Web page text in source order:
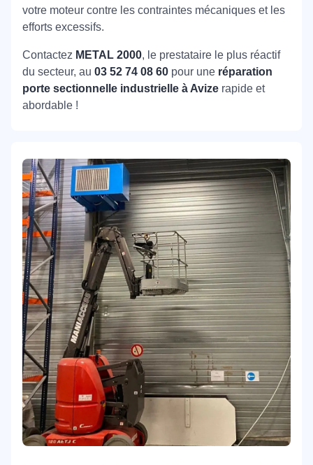
votre moteur contre les contraintes mécaniques et les
efforts excessifs.
Contactez METAL 2000, le prestataire le plus réactif
du secteur, au 03 52 74 08 60 pour une réparation
porte sectionnelle industrielle à Avize rapide et
abordable !